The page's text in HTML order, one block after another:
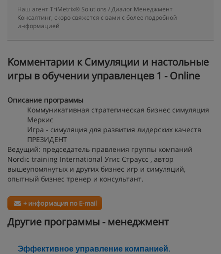
Наш агент TriMetrix® Solutions / Диалог Менеджмент
Консалтинг, скоро свяжется с вами с более подробной
информацией
Kомментарии к Симуляции и настольные
игры в обучении управленцев 1 - Online
Описание программы
Коммуникативная стратегическая бизнес симуляция
Меркис
Игра - симуляция для развития лидерских качеств
ПРЕЗИДЕНТ
Ведущий: председатель правления группы компаний
Nordic training International Угис Страусс , автор
вышеупомянутых и других бизнес игр и симуляций,
опытный бизнес тренер и консультант.
+ информация по E-mail
Другие программы - менеджмент
Эффективное управление компанией.